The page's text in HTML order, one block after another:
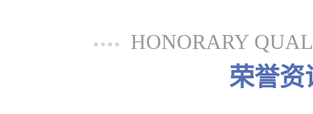
HONORARY
荣誉资